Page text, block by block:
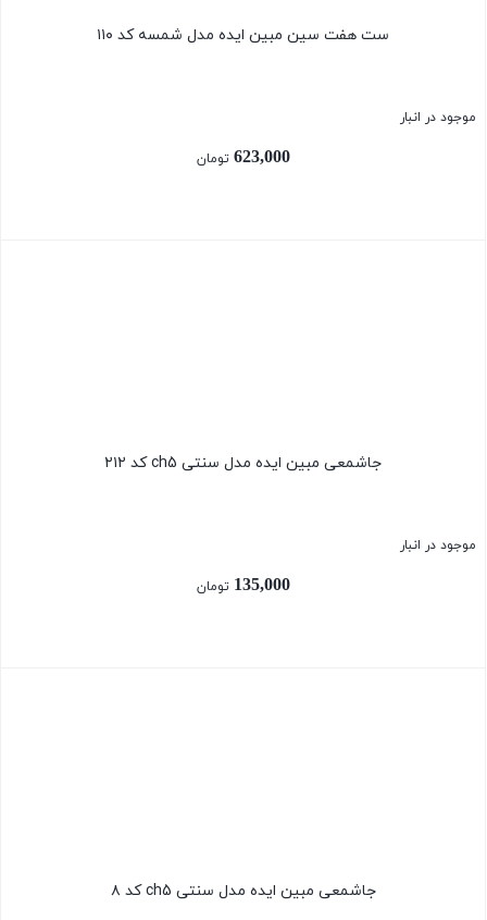
ست هفت سین مبین ایده مدل شمسه کد ۱۱۰
موجود در انبار
623,000 تومان
جاشمعی مبین ایده مدل سنتی ch5 کد ۲۱۲
موجود در انبار
135,000 تومان
جاشمعی مبین ایده مدل سنتی ch5 کد ۸